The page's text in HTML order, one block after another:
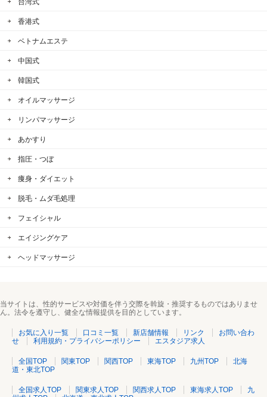
台湾式
香港式
ベトナムエステ
中国式
韓国式
オイルマッサージ
リンパマッサージ
あかすり
指圧・つぼ
痩身・ダイエット
脱毛・ムダ毛処理
フェイシャル
エイジングケア
ヘッドマッサージ
当サイトは、性的サービスや対価を伴う交際を斡旋・推奨するものではありませ
ん。法令を遵守し、健全な情報提供を目的としています。
お気に入り一覧 口コミ一覧 新店舗情報 リンク
お問い合わ
せ
利用規約・プライバシーポリシー エスタジア求人
全国TOP 関東TOP 関西TOP 東海TOP 九州TOP
北海
道・東北TOP
全国求人TOP 関東求人TOP 関西求人TOP 東海求人TOP
九